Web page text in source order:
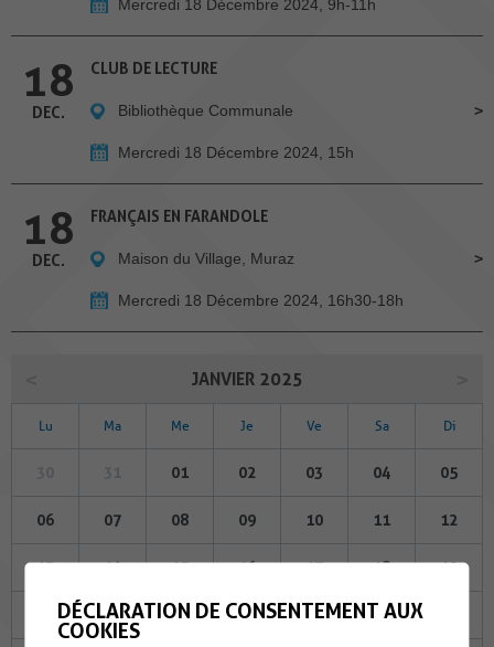
Mercredi 18 Décembre 2024, 9h-11h
18
DEC.
CLUB DE LECTURE
Bibliothèque Communale
Mercredi 18 Décembre 2024, 15h
18
DEC.
FRANÇAIS EN FARANDOLE
Maison du Village, Muraz
Mercredi 18 Décembre 2024, 16h30-18h
JANVIER 2025
Lu Ma Me Je Ve Sa Di
01 02 03 04 05
06 07 08 09 10 11 12
13 14 15 16 17 18 19
21 22 23 24 25
DÉCLARATION DE CONSENTEMENT AUX
COOKIES